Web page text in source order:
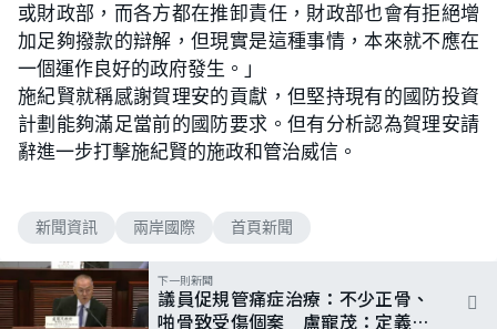
或財政部，而各方都在推卸責任，財政部也會有拒絕增
加足夠撥款的辯解，但現實是這種事情，本來就不應在
一個運作良好的政府發生。」
施紀賢就稱感謝賀理安的貢獻，但堅持現有的國防投資
計劃能夠滿足當前的國防要求。但有分析認為賀理安請
辭進一步打擊施紀賢的施政和管治威信。
新聞資訊 兩岸國際 首頁新聞
下一則新聞
議員促規管痛症治療：不少正骨、
啪骨致受傷個案 盧寵茂：定義太